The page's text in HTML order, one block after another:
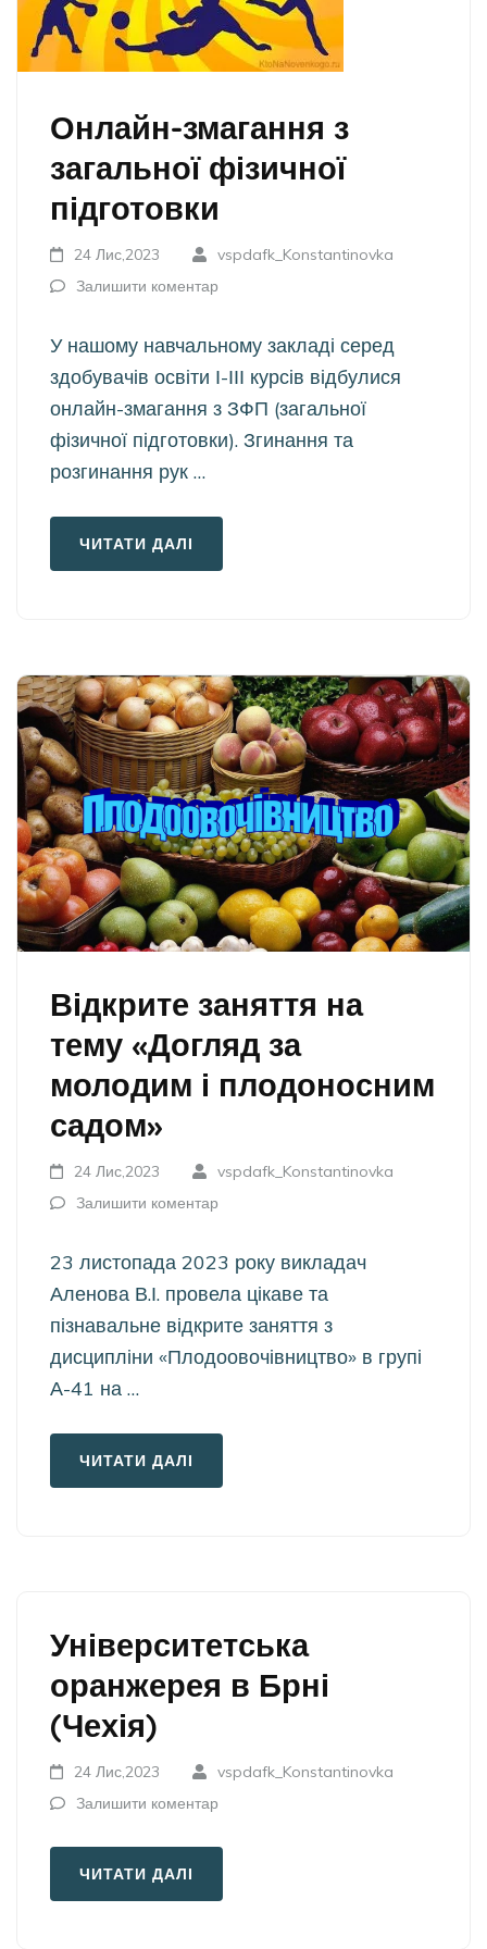
Онлайн-змагання з
загальної фізичної
підготовки
24 Лис,2023
vspdafk_Konstantinovka
Залишити коментар
У нашому навчальному закладі серед
здобувачів освіти І-ІІІ курсів відбулися
онлайн-змагання з ЗФП (загальної
фізичної підготовки). Згинання та
розгинання рук …
ЧИТАТИ ДАЛІ
Відкрите заняття на
тему «Догляд за
молодим і плодоносним
садом»
24 Лис,2023
vspdafk_Konstantinovka
Залишити коментар
23 листопада 2023 року викладач
Аленова В.І. провела цікаве та
пізнавальне відкрите заняття з
дисципліни «Плодоовочівництво» в групі
А-41 на …
ЧИТАТИ ДАЛІ
Університетська
оранжерея в Брні
(Чехія)
24 Лис,2023
vspdafk_Konstantinovka
Залишити коментар
ЧИТАТИ ДАЛІ